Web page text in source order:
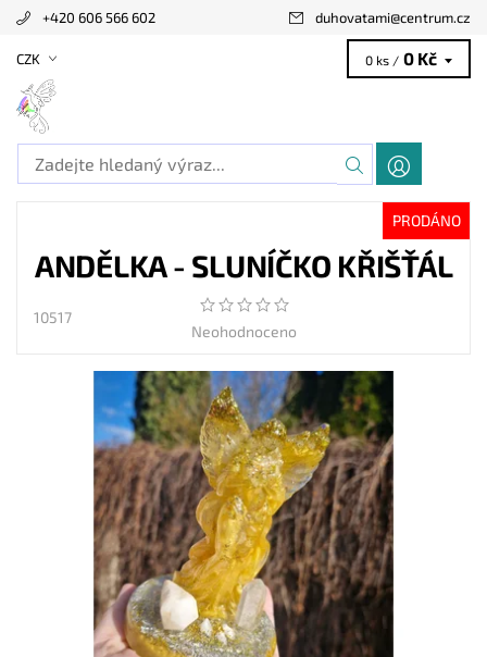
+420 606 566 602 duhovatami@centrum.cz
CZK 0 ks / 0 Kč
PRODÁNO
ANDĚLKA - SLUNÍČKO KŘIŠŤÁL
10517
Neohodnoceno